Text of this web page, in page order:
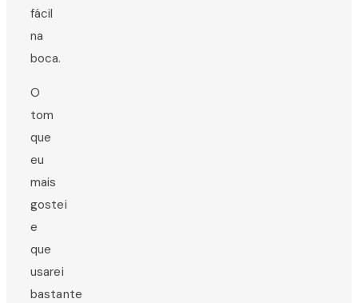
fácil
na
boca.
O
tom
que
eu
mais
gostei
e
que
usarei
bastante